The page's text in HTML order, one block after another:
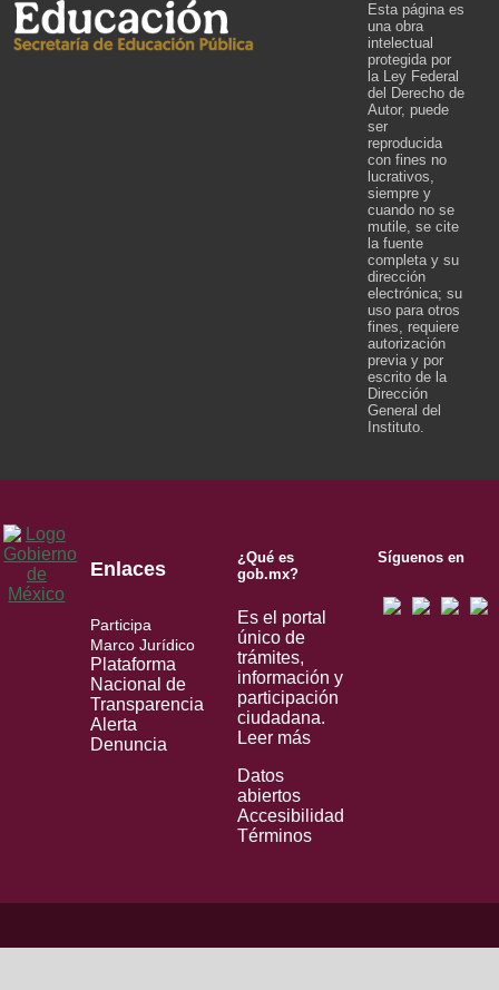
Esta página es
una obra
intelectual
protegida por
la Ley Federal
del Derecho de
Autor, puede
ser
reproducida
con fines no
lucrativos,
siempre y
cuando no se
mutile, se cite
la fuente
completa y su
dirección
electrónica; su
uso para otros
fines, requiere
autorización
previa y por
escrito de la
Dirección
General del
Instituto.
Enlaces
Participa
Marco Jurídico
Plataforma
Nacional de
Transparencia
Alerta
Denuncia
¿Qué es
gob.mx?
Es el portal
único de
trámites,
información y
participación
ciudadana.
Leer más
Datos
abiertos
Accesibilidad
Términos
Síguenos en